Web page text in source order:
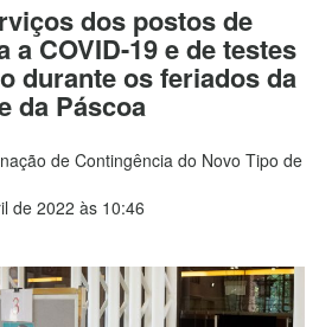
dos postos de
a COVID-19 e de testes
durante os feriados da
da Páscoa
de Contingência do Novo Tipo de
de 2022 às 10:46